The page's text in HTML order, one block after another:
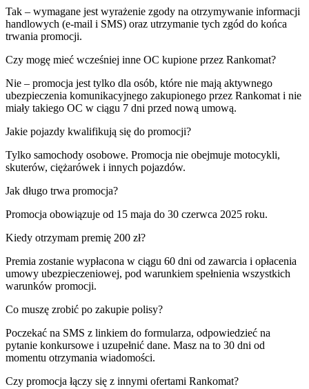
Tak – wymagane jest wyrażenie zgody na otrzymywanie informacji
handlowych (e-mail i SMS) oraz utrzymanie tych zgód do końca
trwania promocji.
Czy mogę mieć wcześniej inne OC kupione przez Rankomat?
Nie – promocja jest tylko dla osób, które nie mają aktywnego
ubezpieczenia komunikacyjnego zakupionego przez Rankomat i nie
miały takiego OC w ciągu 7 dni przed nową umową.
Jakie pojazdy kwalifikują się do promocji?
Tylko samochody osobowe. Promocja nie obejmuje motocykli,
skuterów, ciężarówek i innych pojazdów.
Jak długo trwa promocja?
Promocja obowiązuje od 15 maja do 30 czerwca 2025 roku.
Kiedy otrzymam premię 200 zł?
Premia zostanie wypłacona w ciągu 60 dni od zawarcia i opłacenia
umowy ubezpieczeniowej, pod warunkiem spełnienia wszystkich
warunków promocji.
Co muszę zrobić po zakupie polisy?
Poczekać na SMS z linkiem do formularza, odpowiedzieć na
pytanie konkursowe i uzupełnić dane. Masz na to 30 dni od
momentu otrzymania wiadomości.
Czy promocja łączy się z innymi ofertami Rankomat?